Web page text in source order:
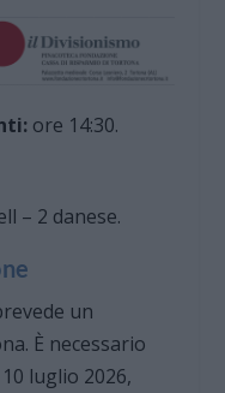
ore 14:30.
– 2 danese.
un
È necessario
luglio 2026,